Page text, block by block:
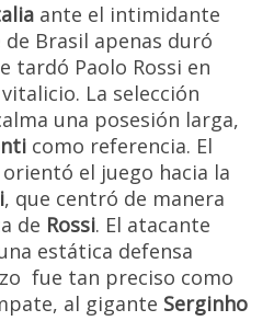
ante el intimidante
Brasil apenas duró
tardó Paolo Rossi en
La selección
una posesión larga,
como referencia. El
orientó el juego hacia la
, que centró de manera
de Rossi. El atacante
estática defensa
fue tan preciso como
al gigante Serginho